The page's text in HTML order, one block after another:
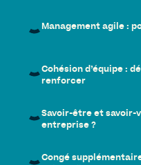
Management agile :
Cohésion d’équipe :
renforcer
Savoir-être et savoir-
entreprise ?
Congé